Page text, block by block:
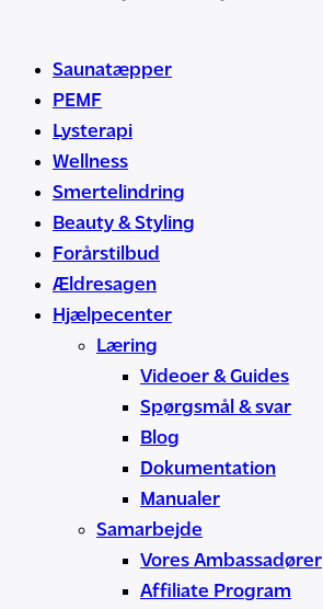
Saunatæpper
PEMF
Lysterapi
Wellness
Smertelindring
Beauty & Styling
Forårstilbud
Ældresagen
Hjælpecenter
Læring
Videoer & Guides
Spørgsmål & svar
Blog
Dokumentation
Manualer
Samarbejde
Vores Ambassadører
Affiliate Program